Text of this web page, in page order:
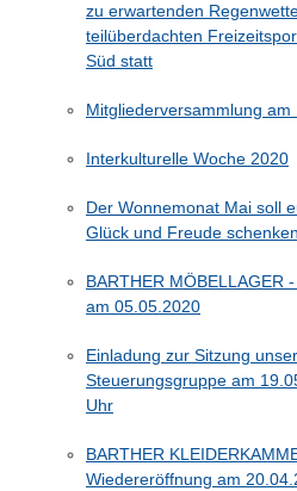
zu erwartenden
teilüberdachten
Süd statt
Mitgliederversammlung am
Interkulturelle Woche 2020
Der Wonnemonat Mai soll
Glück und Freude
BARTHER MÖBELLAGER
am 05.05.2020
Einladung zur Sitzung
Steuerungsgruppe am
Uhr
BARTHER
Wiedereröffnung am